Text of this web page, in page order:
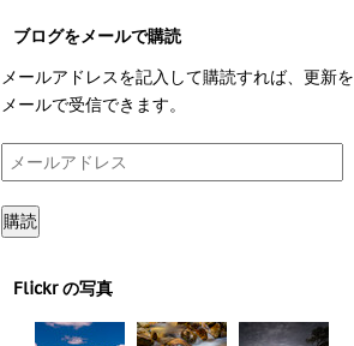
ブログをメールで購読
メールアドレスを記入して購読すれば、更新を
メールで受信できます。
メ
ー
ル
ア
レ
購読
Flickr の写真